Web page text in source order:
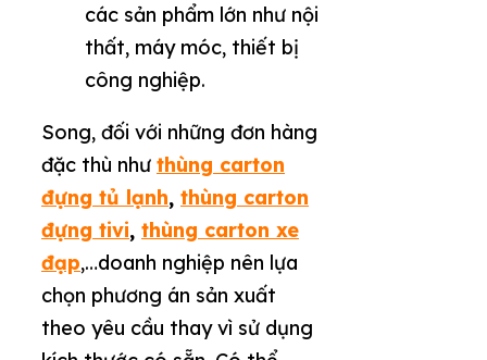
các sản phẩm lớn như nội
thất, máy móc, thiết bị
công nghiệp.
Song, đối với những đơn hàng
đặc thù như thùng carton
đựng tủ lạnh, thùng carton
đựng tivi, thùng carton xe
đạp,…doanh nghiệp nên lựa
chọn phương án sản xuất
theo yêu cầu thay vì sử dụng